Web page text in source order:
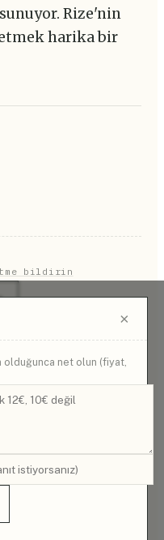
Rize'nin
harika bir
bildirin
×
olduğunca net olun (fiyat,